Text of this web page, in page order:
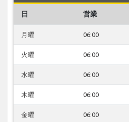
日 営業
月曜 06:00
火曜 06:00
水曜 06:00
木曜 06:00
金曜 06:00